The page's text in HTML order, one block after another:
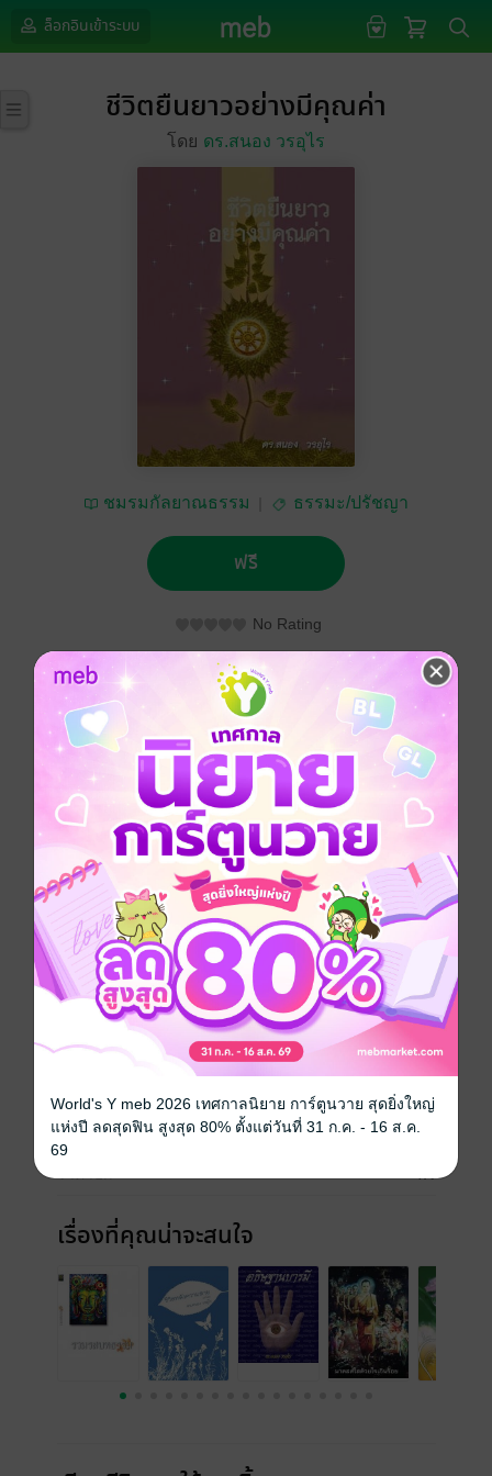
ล็อกอินเข้าระบบ
ชีวิตยืนยาวอย่างมีคุณค่า
โดย ดร.สนอง วรอุไร
ชมรมกัลยาณธรรม ธรรมะ/ปรัชญา
ฟรี
No Rating
จากที่ ดร . สนอง วรอุไร ได้ศึกษาประวัติศาสตร์และใน
พระสูตร พบว่าการปรารถนาจะมีอายุยืนยาว มีอยู่ ๓
เงื่อนไข คือ การสละและบริจาคทานบ่อยจนเป็นมหาทาน
การตั้งความปราถนาหรือตั้งจิตอธิษฐานให้อายุยืนยาว
และการสร้างเหตุให้ตรง
หนังสือเล่มนี้ยังได้กล่าวถึงการทำให้ชีวิตมีคุณค่าคือ ชีวิตที่
มีงานดีทำ ทำงานให้กับมวลชน มีคุณค่าไม่เบียดเบียนใคร
งานที่สร้างสรรค์ความสุขความเจริญ ชีวิตที่มีการเรียนรู้
ถึงแก่นของชีวิต และต้องเป็นชีวิตที่มีคุณธรรม
ประเภทไฟล์ pdf
05 กันยายน 2556
ความยาว 72 หน้า
เรื่องที่คุณน่าจะสนใจ
World's Y meb 2026 เทศกาลนิยาย การ์ตูนวาย สุดยิ่งใหญ่
แห่งปี ลดสุดฟิน สูงสุด 80% ตั้งแต่วันที่ 31 ก.ค. - 16 ส.ค.
69